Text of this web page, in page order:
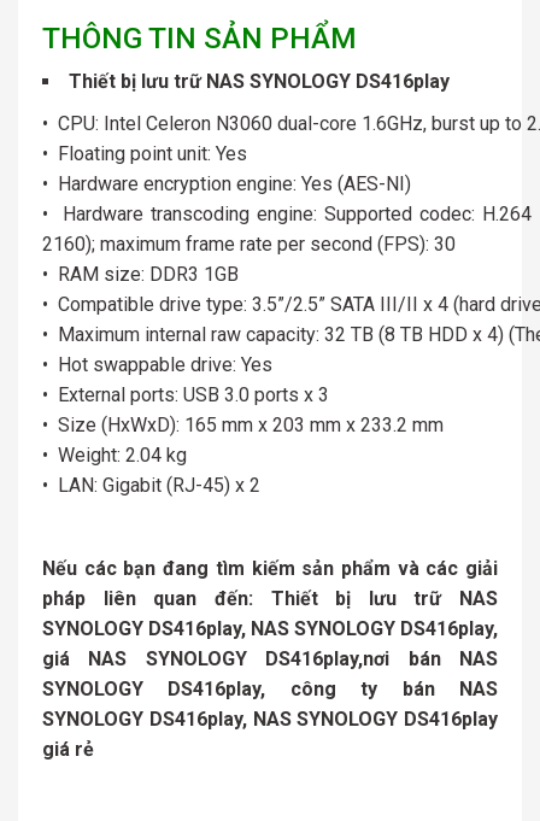
THÔNG TIN SẢN PHẨM
Thiết bị lưu trữ NAS SYNOLOGY DS416play
• CPU: Intel Celeron N3060 dual-core 1.6GHz, burst up to
• Floating point unit: Yes
• Hardware encryption engine: Yes (AES-NI)
• Hardware transcoding engine: Supported codec:
2160); maximum frame rate per second (FPS): 30
• RAM size: DDR3 1GB
• Compatible drive type: 3.5”/2.5” SATA III/II x 4 (hard
• Maximum internal raw capacity: 32 TB (8 TB HDD x 4)
• Hot swappable drive: Yes
• External ports: USB 3.0 ports x 3
• Size (HxWxD): 165 mm x 203 mm x 233.2 mm
• Weight: 2.04 kg
• LAN: Gigabit (RJ-45) x 2
Nếu các bạn đang tìm kiếm sản phẩm và các giải
pháp liên quan đến: Thiết bị lưu trữ NAS
SYNOLOGY DS416play, NAS SYNOLOGY DS416play,
giá NAS SYNOLOGY DS416play,nơi bán NAS
SYNOLOGY DS416play, công ty bán NAS
SYNOLOGY DS416play, NAS SYNOLOGY DS416play
giá rẻ